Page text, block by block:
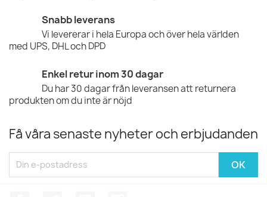
Snabb leverans
Vi levererar i hela Europa och över hela världen
med UPS, DHL och DPD
Enkel retur inom 30 dagar
Du har 30 dagar från leveransen att returnera
produkten om du inte är nöjd
Få våra senaste nyheter och erbjudanden